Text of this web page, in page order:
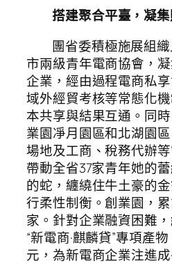
搭建聚合平臺，凝
團省委積極施展組
市兩級青年電商協會，
企業，經由過程電商私
域外經貿考核等常態化
本共享與結果互通。同
業園凈月園區和北湖園
場地及工商、稅務代辦
帶動全省37家青年她的
的蛇，纏繞住牛土豪的
行柔性制衡。創業園，
家。針對企業融資困難
“新電商·麒麟貸”專項產
元，為新電商企業注進成